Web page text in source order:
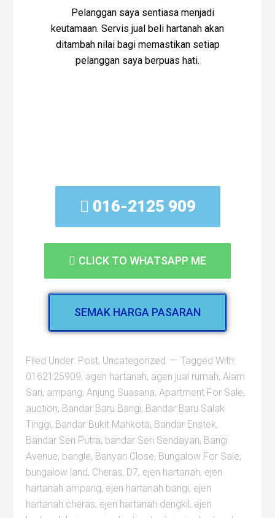
Pelanggan saya sentiasa menjadi
keutamaan. Servis jual beli hartanah akan
ditambah nilai bagi memastikan setiap
pelanggan saya berpuas hati.
016-2125 909
CLICK TO WHATSAPP ME
SEMAK HARGA PASARAN
Filed Under: Post, Uncategorized
Tagged With:
0162125909, agen hartanah, agen jual rumah,Alam
Sari, ampang,Anjung Suasana,Apartment For Sale,
auction, Bandar Baru Bangi, Bandar Baru Salak
Tinggi, Bandar Bukit Mahkota, Bandar Enstek,
Bandar Seri Putra, bandar Seri Sendayan, Bangi
Avenue, bangle, Banyan Close, Bungalow For Sale,
bungalow land, Cheras, D7, ejen hartanah, ejen
hartanah ampang, ejen hartanah bangi, ejen
hartanah cheras, ejen hartanah dengkil , ejen